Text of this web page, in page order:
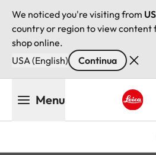
We noticed you're visiting from
country or region to view content
shop online.
USA (English)
Continua
Menu